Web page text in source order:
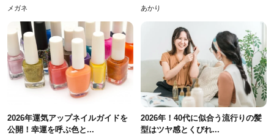
メガネ あかり
2026年運気アップネイルガイドを
公開！幸運を呼ぶ色と...
2026年！40代に似合う流行りの髪
型はツヤ感とくびれ...